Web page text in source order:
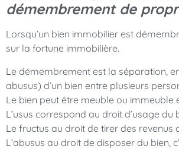
démembrement de
Lorsqu’un bien immobilier est
sur la fortune immobilière.
Le démembrement est la séparation,
abusus) d’un bien entre plusieurs
Le bien peut être meuble ou
L’usus correspond au droit d’usage du
Le fructus au droit de tirer des revenus
L’abusus au droit de disposer du bien,